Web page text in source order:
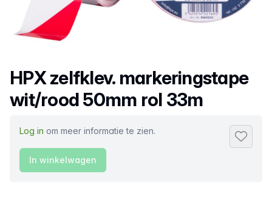
Productnaam
HPX zelfklev. markeringstape
wit/rood 50mm rol 33m
Log in om meer informatie te zien.
In winkelwagen